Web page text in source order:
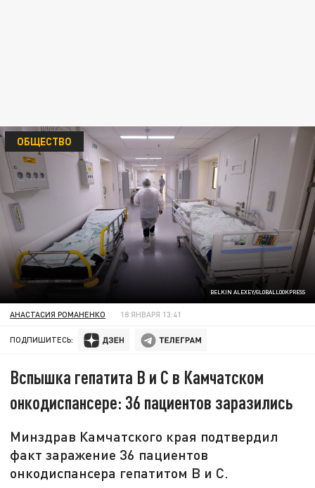
BELKIN ALEXEY/GLOBALLOOKPRESS
ОБЩЕСТВО
АНАСТАСИЯ РОМАНЕНКО 18 ЯНВАРЯ 13:41
ПОДПИШИТЕСЬ:
Вспышка гепатита B и C в Камчатском
онкодиспансере: 36 пациентов заразились
Минздрав Камчатского края подтвердил
факт заражение 36 пациентов
онкодиспансера гепатитом B и C.